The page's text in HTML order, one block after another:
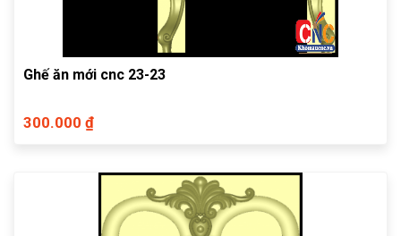
Ghế ăn mới cnc 23-23
300.000 ₫